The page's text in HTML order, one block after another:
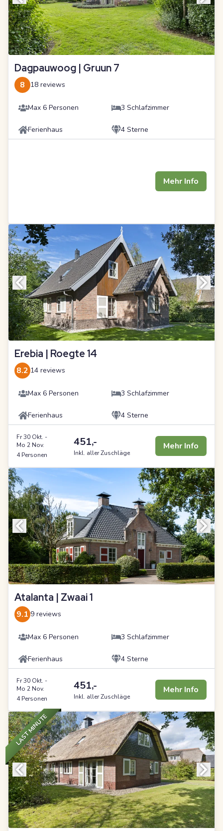
Dagpauwoog | Gruun 7
8 18 reviews
Max 6 Personen 3 Schlafzimmer
Ferienhaus 4 Sterne
Mehr Info
Erebia | Roegte 14
8.2 14 reviews
Max 6 Personen 3 Schlafzimmer
Ferienhaus 4 Sterne
451,-
Inkl. aller Zuschläge
Fr 30 Okt. -
Mo 2 Nov.
4 Personen
Mehr Info
Atalanta | Zwaai 1
9.1 9 reviews
Max 6 Personen 3 Schlafzimmer
Ferienhaus 4 Sterne
451,-
Inkl. aller Zuschläge
Fr 30 Okt. -
Mo 2 Nov.
4 Personen
Mehr Info
LAST MINUTE